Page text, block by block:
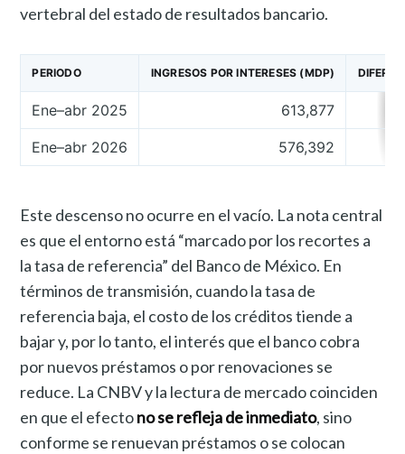
vertebral del estado de resultados bancario.
PERIODO INGRESOS POR INTERESES (MDP)
Ene–abr 2025 613,877
Ene–abr 2026 576,392
Este descenso no ocurre en el vacío. La nota central
es que el entorno está “marcado por los recortes a
la tasa de referencia” del Banco de México. En
términos de transmisión, cuando la tasa de
referencia baja, el costo de los créditos tiende a
bajar y, por lo tanto, el interés que el banco cobra
por nuevos préstamos o por renovaciones se
reduce. La CNBV y la lectura de mercado coinciden
en que el efectono se refleja de inmediato, sino
conforme se renuevan préstamos o se colocan